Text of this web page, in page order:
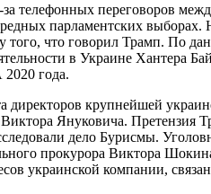
за телефонных переговоров
парламентских
что говорил Трамп. По
в Украине
года.
директоров крупнейшей
Януковича. Претензия
дело Бурисмы.
прокурора Виктора
украинской компании,